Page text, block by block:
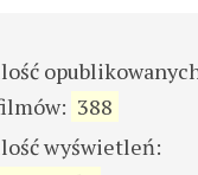
388
wyświetleń: